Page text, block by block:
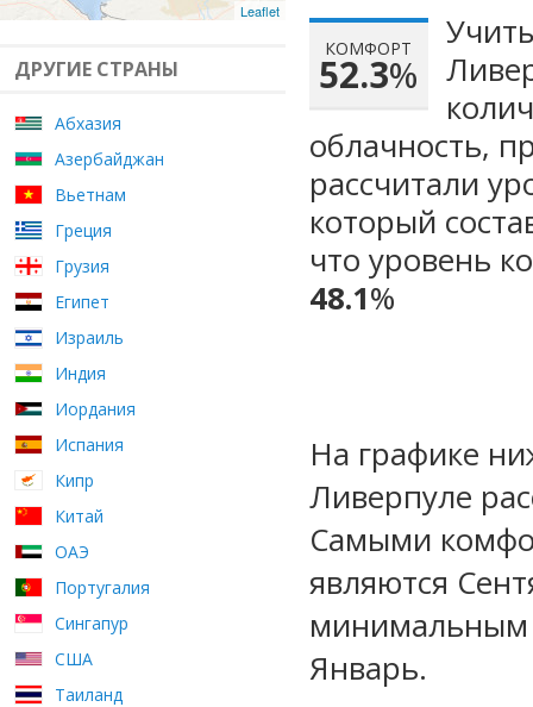
Leaflet
ДРУГИЕ СТРАНЫ
Абхазия
Азербайджан
Вьетнам
Греция
Грузия
Египет
Израиль
Индия
Иордания
Испания
Кипр
Китай
ОАЭ
Португалия
Сингапур
США
Таиланд
КОМФОРТ
52.3%
облачность,
рассчитали
который
что уровень
48.1%
На графике
Ливерпуле
Самыми
являются
минимальным
Январь.